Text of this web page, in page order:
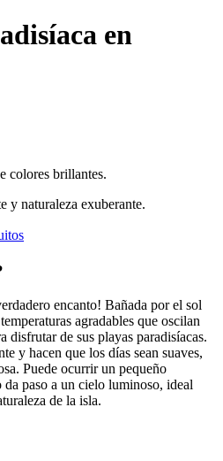
en
colores brillantes.
y naturaleza exuberante.
encanto! Bañada por el sol
agradables que oscilan
disfrutar de sus playas paradisíacas.
y hacen que los días sean suaves,
Puede ocurrir un pequeño
paso a un cielo luminoso, ideal
de la isla.